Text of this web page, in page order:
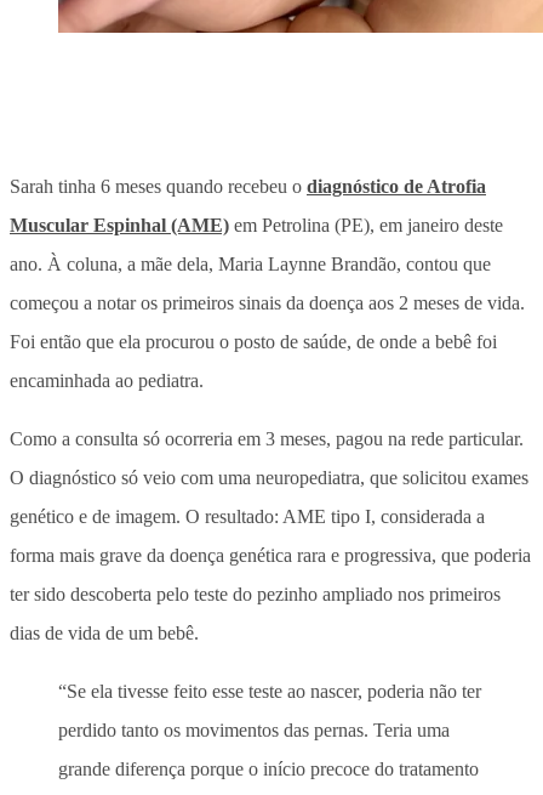
Sarah tinha 6 meses quando recebeu o diagnóstico de Atrofia
Muscular Espinhal (AME) em Petrolina (PE), em janeiro deste
ano. À coluna, a mãe dela, Maria Laynne Brandão, contou que
começou a notar os primeiros sinais da doença aos 2 meses de vida.
Foi então que ela procurou o posto de saúde, de onde a bebê foi
encaminhada ao pediatra.
Como a consulta só ocorreria em 3 meses, pagou na rede particular.
O diagnóstico só veio com uma neuropediatra, que solicitou exames
genético e de imagem. O resultado: AME tipo I, considerada a
forma mais grave da doença genética rara e progressiva, que poderia
ter sido descoberta pelo teste do pezinho ampliado nos primeiros
dias de vida de um bebê.
“Se ela tivesse feito esse teste ao nascer, poderia não ter
perdido tanto os movimentos das pernas. Teria uma
grande diferença porque o início precoce do tratamento